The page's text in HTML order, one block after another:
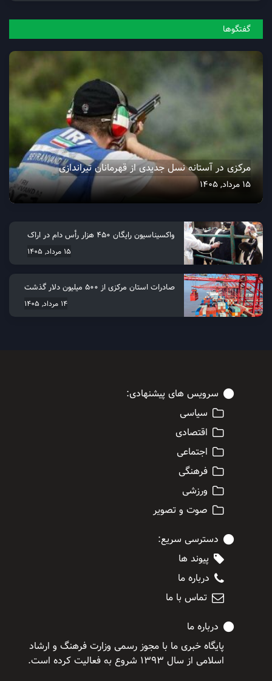
گفتگو‌ها
مرکزی در آستانه نسل جدیدی از قهرمانان تیراندازی
15 مرداد, 1405
واکسیناسیون رایگان ۴۵۰ هزار رأس دام در اراک
15 مرداد, 1405
صادرات استان مرکزی از 500 میلیون دلار گذشت
14 مرداد, 1405
سرویس های پیشنهادی:
سیاسی
اقتصادی
اجتماعی
فرهنگی
ورزشی
صوت و تصویر
دسترسی سریع:
پیوند ها
درباره ما
تماس با ما
درباره ما
پایگاه خبری ما با مجوز رسمی وزارت فرهنگ و ارشاد
اسلامی از سال ۱۳۹۳ شروع به فعالیت کرده است.